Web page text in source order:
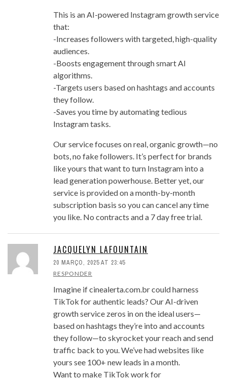
This is an AI-powered Instagram growth service
that:
-Increases followers with targeted, high-quality
audiences.
-Boosts engagement through smart AI
algorithms.
-Targets users based on hashtags and accounts
they follow.
-Saves you time by automating tedious
Instagram tasks.
Our service focuses on real, organic growth—no
bots, no fake followers. It’s perfect for brands
like yours that want to turn Instagram into a
lead generation powerhouse. Better yet, our
service is provided on a month-by-month
subscription basis so you can cancel any time
you like. No contracts and a 7 day free trial.
JACQUELYN LAFOUNTAIN
20 MARÇO, 2025 AT 23:45
RESPONDER
Imagine if cinealerta.com.br could harness
TikTok for authentic leads? Our AI-driven
growth service zeros in on the ideal users—
based on hashtags they’re into and accounts
they follow—to skyrocket your reach and send
traffic back to you. We’ve had websites like
yours see 100+ new leads in a month.
Want to make TikTok work for